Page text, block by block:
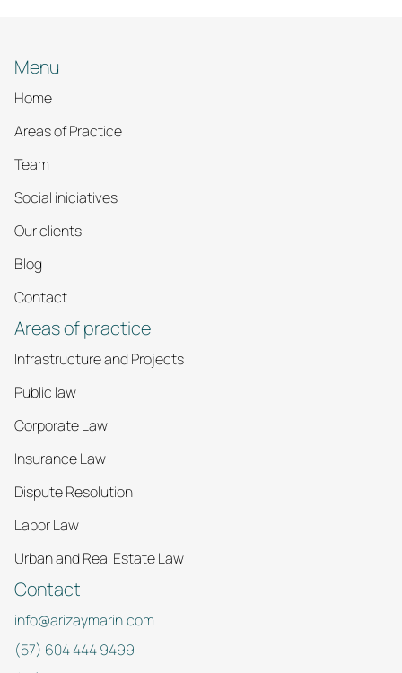
Menu
Home
Areas of Practice
Team
Social iniciatives
Our clients
Blog
Contact
Areas of practice
Infrastructure and Projects
Public law
Corporate Law
Insurance Law
Dispute Resolution
Labor Law
Urban and Real Estate Law
Contact
info@arizaymarin.com
(57) 604 444 9499